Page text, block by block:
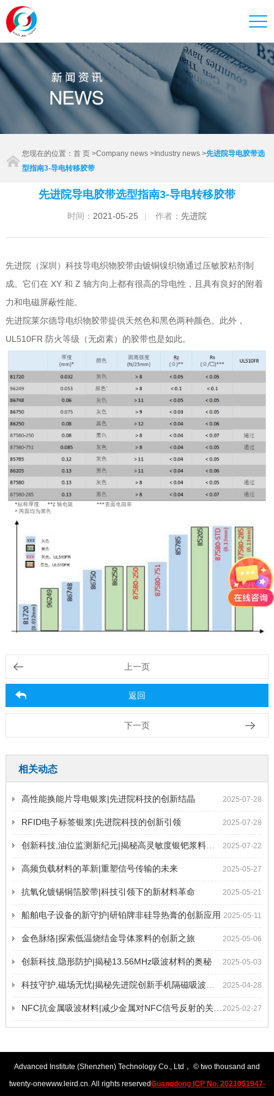
您现在的位置：首 页 >Company news > Industry news >先进院导电胶带选
型指南3-导电转移胶带
先进院导电胶带选型指南3-导电转移胶带
时间： 2021-05-25 | 作者： 先进院
先进院（深圳）科技导电织物胶带由镀铜镍织物通过压敏胶粘剂制
成。它们在 XY 和 Z 轴方向上都有很高的导电性，且具有良好的附着
力和电磁屏蔽性能。
先进院莱尔德导电织物胶带提供天然色和黑色两种颜色。此外，
UL510FR 防火等级（无卤素）的胶带也是如此。
上一页
返回
下一页
相关动态
2025-07-28
高性能换能片导电银浆|先进院科技的创新结晶
2025-07-28
RFID电子标签银浆|先进院科技的创新引领
2025-07-22
创新科技,油位监测新纪元|揭秘高灵敏度银钯浆料的奥秘
2025-05-27
高频负载材料的革新|重塑信号传输的未来
2025-05-21
抗氧化镀锡铜箔胶带|科技引领下的新材料革命
2025-05-11
船舶电子设备的新守护|研铂牌非硅导热膏的创新应用
2025-05-06
金色脉络|探索低温烧结金导体浆料的创新之旅
2025-05-03
创新科技,隐形防护|揭秘13.56MHz吸波材料的奥秘
2025-04-28
科技守护,磁场无忧|揭秘先进院创新手机隔磁吸波贴片
2025-02-27
NFC抗金属吸波材料|减少金属对NFC信号反射的关键技术
Advanced Institute (Shenzhen) Technology Co., Ltd ， © two thousand and
twenty-onewww.leird.cn. All rights reservedGuangdong ICP No. 2021051947-